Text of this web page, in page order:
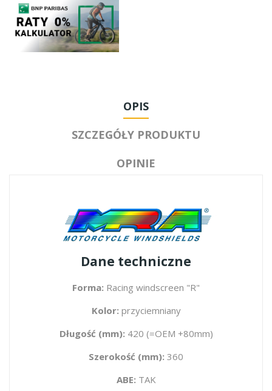
OPIS
SZCZEGÓŁY PRODUKTU
OPINIE
Dane techniczne
Forma: Racing windscreen "R"
Kolor: przyciemniany
Długość (mm): 420 (=OEM +80mm)
Szerokość (mm): 360
ABE: TAK